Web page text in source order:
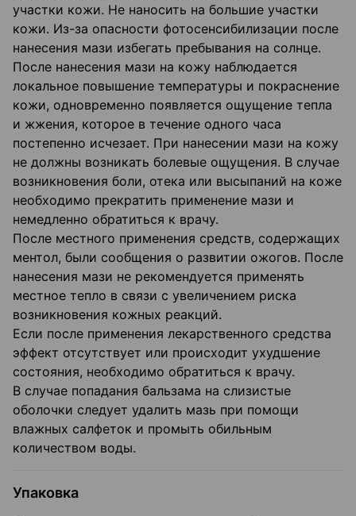
участки кожи. Не наносить на большие участки
кожи. Из-за опасности фотосенсибилизации после
нанесения мази избегать пребывания на солнце.
После нанесения мази на кожу наблюдается
локальное повышение температуры и покраснение
кожи, одновременно появляется ощущение тепла
и жжения, которое в течение одного часа
постепенно исчезает. При нанесении мази на кожу
не должны возникать болевые ощущения. В случае
возникновения боли, отека или высыпаний на коже
необходимо прекратить применение мази и
немедленно обратиться к врачу.
После местного применения средств, содержащих
ментол, были сообщения о развитии ожогов. После
нанесения мази не рекомендуется применять
местное тепло в связи с увеличением риска
возникновения кожных реакций.
Если после применения лекарственного средства
эффект отсутствует или происходит ухудшение
состояния, необходимо обратиться к врачу.
В случае попадания бальзама на слизистые
оболочки следует удалить мазь при помощи
влажных салфеток и промыть обильным
количеством воды.
Упаковка